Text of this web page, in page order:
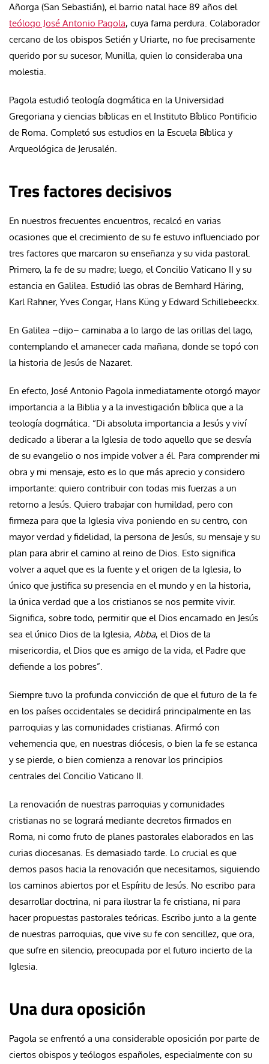
Añorga (San Sebastián), el barrio natal hace 89 años del
teólogo José Antonio Pagola, cuya fama perdura. Colaborador
cercano de los obispos Setién y Uriarte, no fue precisamente
querido por su sucesor, Munilla, quien lo consideraba una
molestia.
Pagola estudió teología dogmática en la Universidad
Gregoriana y ciencias bíblicas en el Instituto Bíblico Pontificio
de Roma. Completó sus estudios en la Escuela Bíblica y
Arqueológica de Jerusalén.
Tres factores decisivos
En nuestros frecuentes encuentros, recalcó en varias
ocasiones que el crecimiento de su fe estuvo influenciado por
tres factores que marcaron su enseñanza y su vida pastoral.
Primero, la fe de su madre; luego, el Concilio Vaticano II y su
estancia en Galilea. Estudió las obras de Bernhard Häring,
Karl Rahner, Yves Congar, Hans Küng y Edward Schillebeeckx.
En Galilea –dijo– caminaba a lo largo de las orillas del lago,
contemplando el amanecer cada mañana, donde se topó con
la historia de Jesús de Nazaret.
En efecto, José Antonio Pagola inmediatamente otorgó mayor
importancia a la Biblia y a la investigación bíblica que a la
teología dogmática. “Di absoluta importancia a Jesús y viví
dedicado a liberar a la Iglesia de todo aquello que se desvía
de su evangelio o nos impide volver a él. Para comprender mi
obra y mi mensaje, esto es lo que más aprecio y considero
importante: quiero contribuir con todas mis fuerzas a un
retorno a Jesús. Quiero trabajar con humildad, pero con
firmeza para que la Iglesia viva poniendo en su centro, con
mayor verdad y fidelidad, la persona de Jesús, su mensaje y su
plan para abrir el camino al reino de Dios. Esto significa
volver a aquel que es la fuente y el origen de la Iglesia, lo
único que justifica su presencia en el mundo y en la historia,
la única verdad que a los cristianos se nos permite vivir.
Significa, sobre todo, permitir que el Dios encarnado en Jesús
sea el único Dios de la Iglesia, Abba, el Dios de la
misericordia, el Dios que es amigo de la vida, el Padre que
defiende a los pobres”.
Siempre tuvo la profunda convicción de que el futuro de la fe
en los países occidentales se decidirá principalmente en las
parroquias y las comunidades cristianas. Afirmó con
vehemencia que, en nuestras diócesis, o bien la fe se estanca
y se pierde, o bien comienza a renovar los principios
centrales del Concilio Vaticano II.
La renovación de nuestras parroquias y comunidades
cristianas no se logrará mediante decretos firmados en
Roma, ni como fruto de planes pastorales elaborados en las
curias diocesanas. Es demasiado tarde. Lo crucial es que
demos pasos hacia la renovación que necesitamos, siguiendo
los caminos abiertos por el Espíritu de Jesús. No escribo para
desarrollar doctrina, ni para ilustrar la fe cristiana, ni para
hacer propuestas pastorales teóricas. Escribo junto a la gente
de nuestras parroquias, que vive su fe con sencillez, que ora,
que sufre en silencio, preocupada por el futuro incierto de la
Iglesia.
Una dura oposición
Pagola se enfrentó a una considerable oposición por parte de
ciertos obispos y teólogos españoles, especialmente con su